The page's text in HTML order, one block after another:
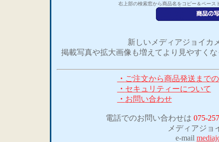
右上部の検索窓から商品名をコピー＆ペース
新しいメディアジョイカ
掲載写真や拡大画像も増えてより見やすく
・ ご注文から商品発送まで
・ セキュリティーについて
・ お問い合わせ
電話でのお問い合わせは 075-
メディアジョ
e-mail